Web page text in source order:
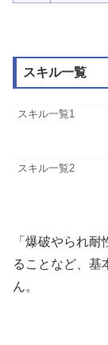
スキル一覧
スキル一覧1
スキル一覧2
「爆破やられ
ることなど、基
ん。